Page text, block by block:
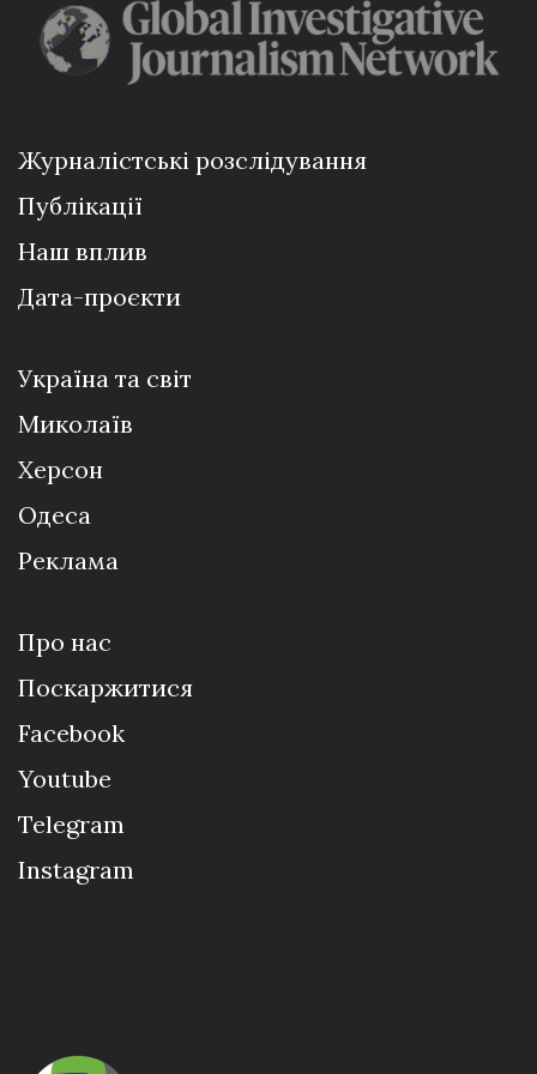
Журналістські розслідування
Публікації
Наш вплив
Дата-проєкти
Україна та світ
Миколаїв
Херсон
Одеса
Реклама
Про нас
Поскаржитися
Facebook
Youtube
Telegram
Instagram